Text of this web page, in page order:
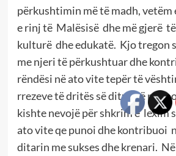
përkushtimin më të madh, vetëm
e rinj të Malësisë dhe më gjerë
kulturë dhe edukatë. Kjo tregon
me njeri të përkushtuar dhe
rëndësi në ato vite tepër të
rrezeve të dritës së diturisë për
kishte nevojë për shkrim e lexim
ato vite qe punoi dhe kontribuoi
ditarin me sukses dhe krenari.